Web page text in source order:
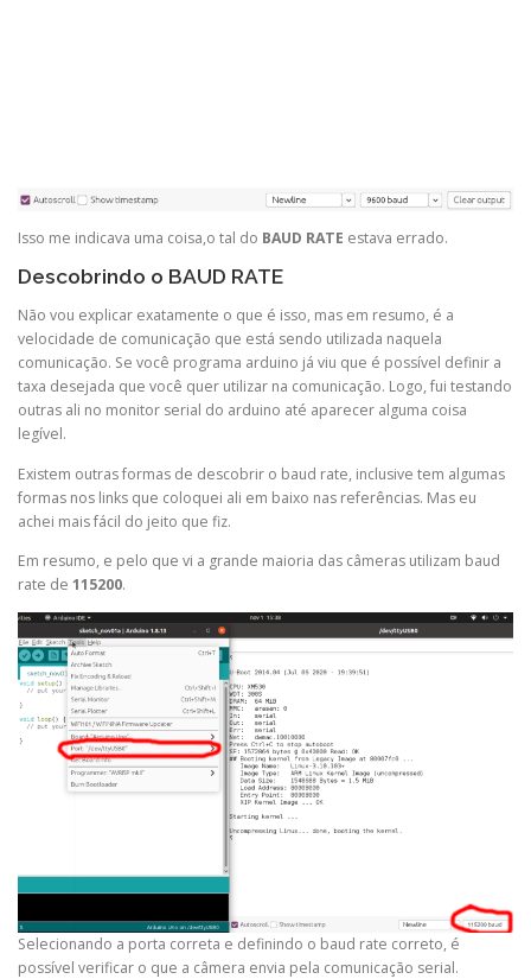
Isso me indicava uma coisa,o tal do BAUD RATE estava errado.
Descobrindo o BAUD RATE
Não vou explicar exatamente o que é isso, mas em resumo, é a
velocidade de comunicação que está sendo utilizada naquela
comunicação. Se você programa arduino já viu que é possível definir a
taxa desejada que você quer utilizar na comunicação. Logo, fui testando
outras ali no monitor serial do arduino até aparecer alguma coisa
legível.
Existem outras formas de descobrir o baud rate, inclusive tem algumas
formas nos links que coloquei ali em baixo nas referências. Mas eu
achei mais fácil do jeito que fiz.
Em resumo, e pelo que vi a grande maioria das câmeras utilizam baud
rate de 115200.
Selecionando a porta correta e definindo o baud rate correto, é
possível verificar o que a câmera envia pela comunicação serial.